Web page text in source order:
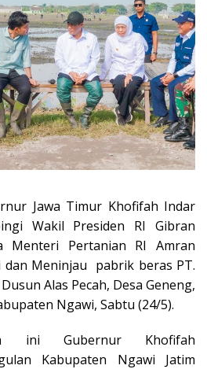
Jawa Timur Khofifah Indar
Wakil Presiden RI Gibran
Menteri Pertanian RI Amran
dan Meninjau pabrik beras PT.
Alas Pecah, Desa Geneng,
Ngawi, Sabtu (24/5).
ini Gubernur Khofifah
Kabupaten Ngawi Jatim